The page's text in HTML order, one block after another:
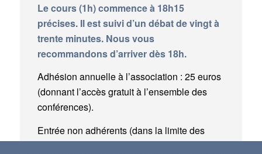
Le cours (1h) commence à 18h15
précises. Il est suivi d’un débat de vingt à
trente minutes. Nous vous
recommandons d’arriver dès 18h.
Adhésion annuelle à l’association : 25 euros
(donnant l’accès gratuit à l’ensemble des
conférences).
Entrée non adhérents (dans la limite des
places disponibles) : 5 euros / 3 euros pour